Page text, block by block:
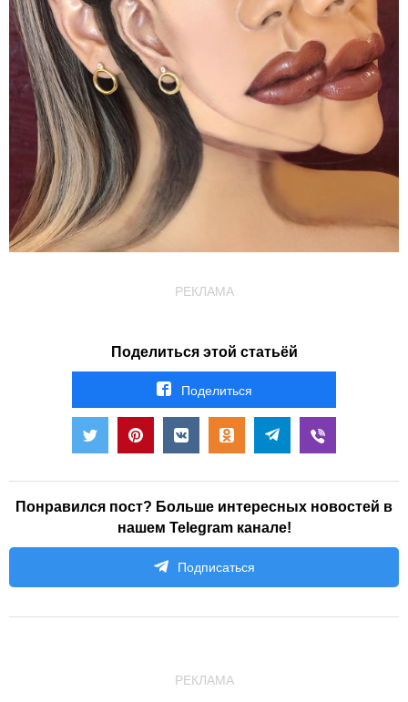
РЕКЛАМА
Поделиться этой статьёй
Поделиться
Понравился пост? Больше интересных новостей в
нашем Telegram канале!
Подписаться
РЕКЛАМА